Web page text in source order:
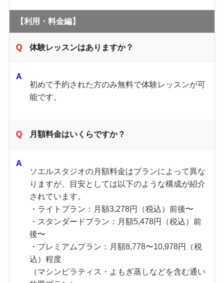
【利用・料金編】
体験レッスンはありますか？
初めて予約された方のみ無料で体験レッスンが可
能です。
月額料金はいくらですか？
ソエルスタジオの月額料金はプランによって異な
りますが、目安としては以下のような構成が紹介
されています。
・ライトプラン：月額3,278円（税込）前後〜
・スタンダードプラン：月額5,478円（税込）前
後〜
・プレミアムプラン：月額8,778〜10,978円（税
込）程度
（マシンピラティス・よもぎ蒸しなどを含む通い